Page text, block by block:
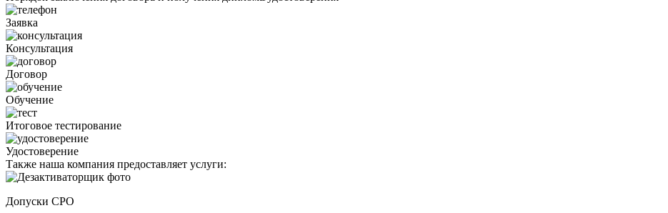
Заявка
Консультация
Договор
Обучение
Итоговое тестирование
Удостоверение
Также наша компания предоставляет услуги:
Допуски СРО